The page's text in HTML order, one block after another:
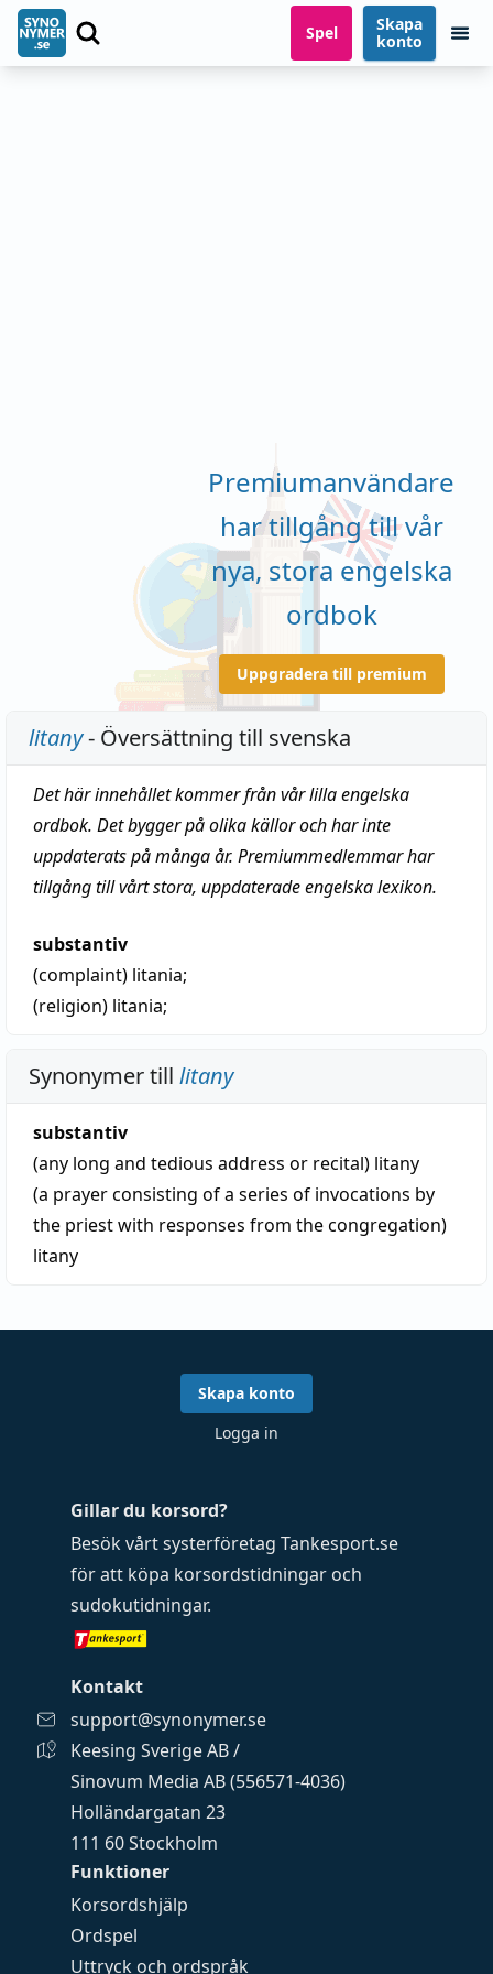
Spel
Skapa
konto
Premiumanvändare
har tillgång till vår
nya, stora engelska
ordbok
Uppgradera till premium
litany- Översättning till svenska
Det här innehållet kommer från vår lilla engelska
ordbok. Det bygger på olika källor och har inte
uppdaterats på många år. Premiummedlemmar har
tillgång till vårt stora, uppdaterade engelska lexikon.
substantiv
(complaint) litania;
(religion) litania;
Synonymer till litany
substantiv
(any long and tedious address or recital) litany
(a prayer consisting of a series of invocations by
the priest with responses from the congregation)
litany
Funktioner
Korsordshjälp
Ordspel
Uttryck och ordspråk
Gillar du korsord?
Besök vårt systerföretag Tankesport.se
för att köpa korsordstidningar och
sudokutidningar.
Kontakt
support@synonymer.se
Keesing Sverige AB /
Sinovum Media AB (556571-4036)
Holländargatan 23
111 60 Stockholm
Skapa konto
Logga in